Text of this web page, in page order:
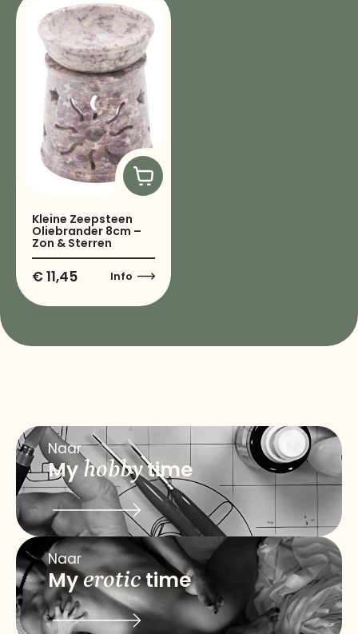
Kleine Zeepsteen
Oliebrander 8cm –
Zon & Sterren
€11,45 Info
Naar
Myhobbytime
Naar
Myerotictime